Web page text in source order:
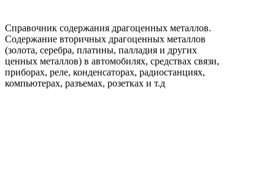
Справочник содержания драгоценных металлов.
Содержание вторичных драгоценных металлов
(золота, серебра, платины, палладия и других
ценных металлов) в автомобилях, средствах связи,
приборах, реле, конденсаторах, радиостанциях,
компьютерах, разъемах, розетках и т.д